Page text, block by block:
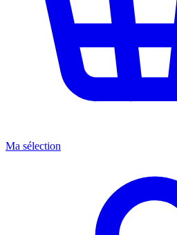
Ma sélection